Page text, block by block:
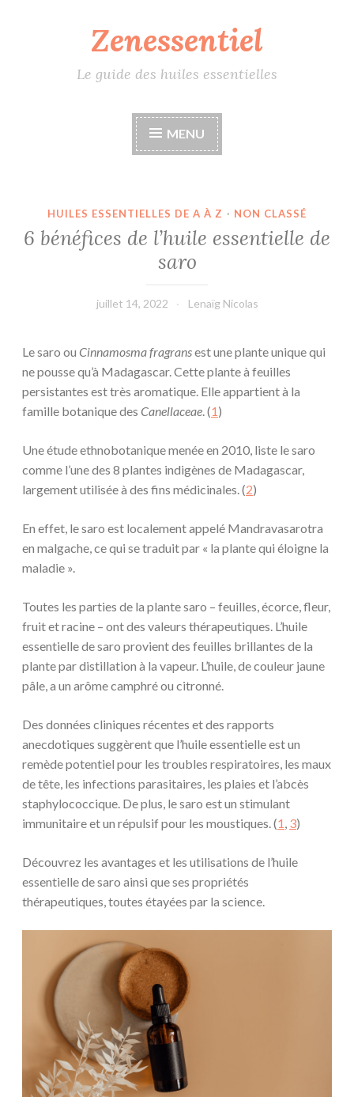
Zenessentiel
Le guide des huiles essentielles
MENU
HUILES ESSENTIELLES DE A À Z · NON CLASSÉ
6 bénéfices de l’huile essentielle de
saro
juillet 14, 2022 Lenaïg Nicolas
Le saro ou Cinnamosma fragransest une plante unique qui
ne pousse qu’à Madagascar. Cette plante à feuilles
persistantes est très aromatique. Elle appartient à la
famille botanique des Canellaceae. (1)
Une étude ethnobotanique menée en 2010, liste le saro
comme l’une des 8 plantes indigènes de Madagascar,
largement utilisée à des fins médicinales. (2)
En effet, le saro est localement appelé Mandravasarotra
en malgache, ce qui se traduit par « la plante qui éloigne la
maladie ».
Toutes les parties de la plante saro – feuilles, écorce, fleur,
fruit et racine – ont des valeurs thérapeutiques. L’huile
essentielle de saro provient des feuilles brillantes de la
plante par distillation à la vapeur. L’huile, de couleur jaune
pâle, a un arôme camphré ou citronné.
Des données cliniques récentes et des rapports
anecdotiques suggèrent que l’huile essentielle est un
remède potentiel pour les troubles respiratoires, les maux
de tête, les infections parasitaires, les plaies et l’abcès
staphylococcique. De plus, le saro est un stimulant
immunitaire et un répulsif pour les moustiques. (1, 3)
Découvrez les avantages et les utilisations de l’huile
essentielle de saro ainsi que ses propriétés
thérapeutiques, toutes étayées par la science.